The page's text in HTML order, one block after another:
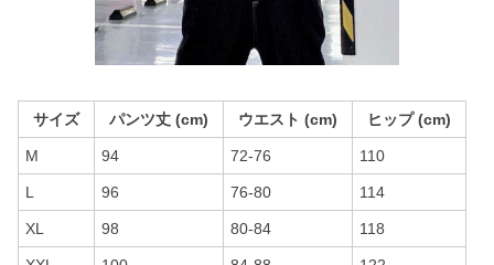
サイズ パンツ丈 (cm) ウエスト (cm) ヒップ (cm)
M 94 72-76 110
L 96 76-80 114
XL 98 80-84 118